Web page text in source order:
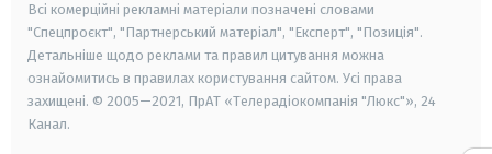
Всі комерційні рекламні матеріали позначені словами
"Спецпроєкт", "Партнерський матеріал", "Експерт", "Позиція".
Детальніше щодо реклами та правил цитування можна
ознайомитись в правилах користування сайтом. Усі права
захищені. © 2005—2021, ПрАТ «Телерадіокомпанія "Люкс"», 24
Канал.